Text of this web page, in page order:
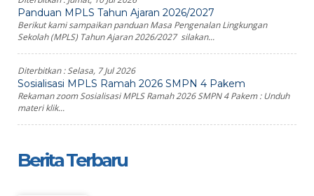
Panduan MPLS Tahun Ajaran 2026/2027
Berikut kami sampaikan panduan Masa Pengenalan Lingkungan
Sekolah (MPLS) Tahun Ajaran 2026/2027 silakan...
Diterbitkan :Selasa, 7 Jul 2026
Sosialisasi MPLS Ramah 2026 SMPN 4 Pakem
Rekaman zoom Sosialisasi MPLS Ramah 2026 SMPN 4 Pakem : Unduh
materi klik...
Berita Terbaru